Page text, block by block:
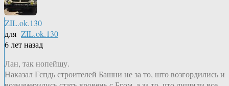
ZIL.ok.130
для ZIL.ok.130
6 лет назад
Лан, так нопейшу.
Наказал Гспдь строителей Башни не за то, што возгордились и